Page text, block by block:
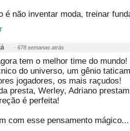
é não inventar moda, treinar
· 678 semanas atrás
tem o melhor time do mundo!
do universo, um gênio
jogadores, os mais raçudos!
presta, Werley, Adriano
é perfeita!
com esse pensamento mágico...